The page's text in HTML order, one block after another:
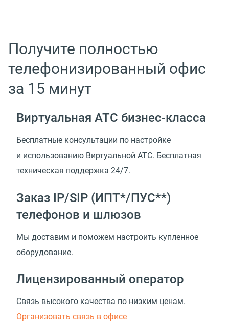
Получите полностью
телефонизированный офис
за 15 минут
Виртуальная АТС бизнес‑класса
Бесплатные консультации по настройке
и использованию Виртуальной АТС. Бесплатная
техническая поддержка 24/7.
Заказ IP/SIP (ИПТ*/ПУС**)
телефонов и шлюзов
Мы доставим и поможем настроить купленное
оборудование.
Лицензированный оператор
Связь высокого качества по низким ценам.
Организовать связь в офисе